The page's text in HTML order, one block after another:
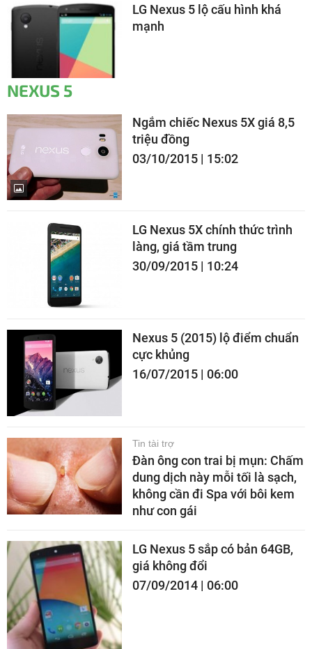
LG Nexus 5 lộ cấu hình khá
mạnh
NEXUS 5
Ngắm chiếc Nexus 5X giá 8,5
triệu đồng
03/10/2015 | 15:02
LG Nexus 5X chính thức trình
làng, giá tầm trung
30/09/2015 | 10:24
Nexus 5 (2015) lộ điểm chuẩn
cực khủng
16/07/2015 | 06:00
Tin tài trợ
Đàn ông con trai bị mụn: Chấm
dung dịch này mỗi tối là sạch,
không cần đi Spa với bôi kem
như con gái
LG Nexus 5 sắp có bản 64GB,
giá không đổi
07/09/2014 | 06:00